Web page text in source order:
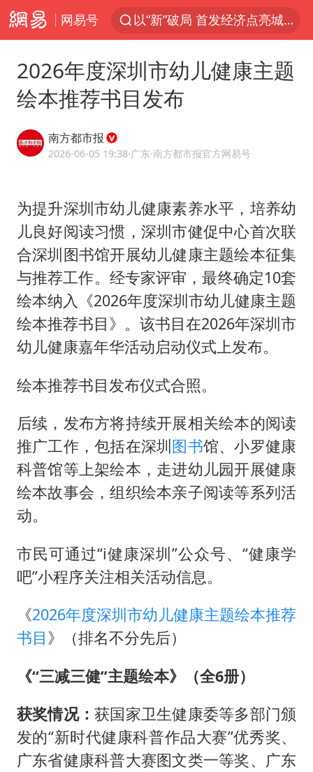
网易号
以“新”破局 首发经济点亮城市消费活力
台风白海豚登陆地点更新
看守所辅警收受10万获刑1年
吉林一“温度计大楼”读数爆表
宇树科技王兴兴身家有望超200亿元
村民谈“梅姨”：叫的其实是“媒姨”
中国养老床位“三连降”
五粮液渠道价一箱上涨近百元
法国下周开始禁止未经同意的电话营销
曝韩足协曾为外籍裁判安排性招待
萧敬腾：不忍心让妻子承受生育的苦
奋进开新局 实干挑大梁
2026年度深圳市幼儿健康主题
绘本推荐书目发布
南方都市报
2026-06-05 19:38·广东·南方都市报官方网易号
为提升深圳市幼儿健康素养水平，培养幼
儿良好阅读习惯，深圳市健促中心首次联
合深圳图书馆开展幼儿健康主题绘本征集
与推荐工作。经专家评审，最终确定10套
绘本纳入《2026年度深圳市幼儿健康主题
绘本推荐书目》。该书目在2026年深圳市
幼儿健康嘉年华活动启动仪式上发布。
绘本推荐书目发布仪式合照。
后续，发布方将持续开展相关绘本的阅读
推广工作，包括在深圳图书馆、小罗健康
科普馆等上架绘本，走进幼儿园开展健康
绘本故事会，组织绘本亲子阅读等系列活
动。
市民可通过“i健康深圳”公众号、“健康学
吧”小程序关注相关活动信息。
《2026年度深圳市幼儿健康主题绘本推荐
书目》（排名不分先后）
《“三减三健”主题绘本》（全6册）
获奖情况：获国家卫生健康委等多部门颁
发的“新时代健康科普作品大赛”优秀奖、
广东省健康科普大赛图文类一等奖、广东